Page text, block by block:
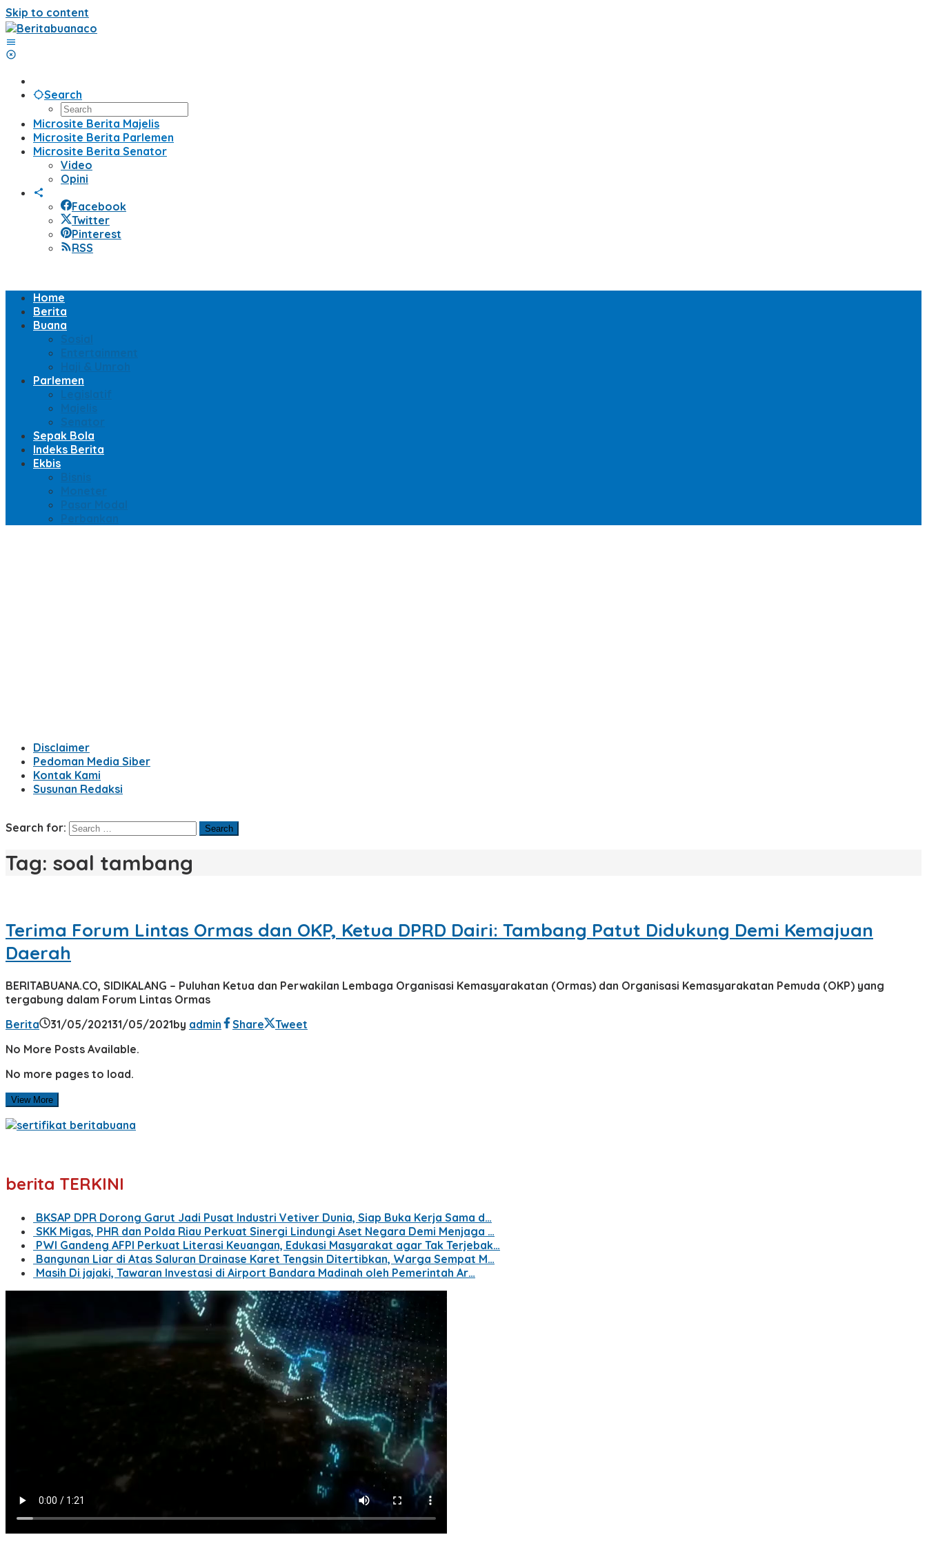
Skip to content
Search
Microsite Berita Majelis
Microsite Berita Parlemen
Microsite Berita Senator
Video
Opini
Facebook
Twitter
Pinterest
RSS
Home
Berita
Buana
Sosial
Entertainment
Haji & Umroh
Parlemen
Legislatif
Majelis
Senator
Sepak Bola
Indeks Berita
Ekbis
Bisnis
Moneter
Pasar Modal
Perbankan
Disclaimer
Pedoman Media Siber
Kontak Kami
Susunan Redaksi
Search for:
Tag: soal tambang
Terima Forum Lintas Ormas dan OKP, Ketua DPRD Dairi: Tambang Patut Didukung Demi Kemajuan
Daerah
BERITABUANA.CO, SIDIKALANG – Puluhan Ketua dan Perwakilan Lembaga Organisasi Kemasyarakatan (Ormas) dan Organisasi Kemasyarakatan Pemuda (OKP) yang
tergabung dalam Forum Lintas Ormas
Berita
31/05/202131/05/2021by admin Share
Tweet
No More Posts Available.
No more pages to load.
View More
berita TERKINI
BKSAP DPR Dorong Garut Jadi Pusat Industri Vetiver Dunia, Siap Buka Kerja Sama d…
SKK Migas, PHR dan Polda Riau Perkuat Sinergi Lindungi Aset Negara Demi Menjaga …
PWI Gandeng AFPI Perkuat Literasi Keuangan, Edukasi Masyarakat agar Tak Terjebak…
Bangunan Liar di Atas Saluran Drainase Karet Tengsin Ditertibkan, Warga Sempat M…
Masih Di jajaki, Tawaran Investasi di Airport Bandara Madinah oleh Pemerintah Ar…